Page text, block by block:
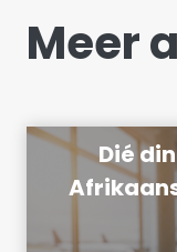
Meer
Dié